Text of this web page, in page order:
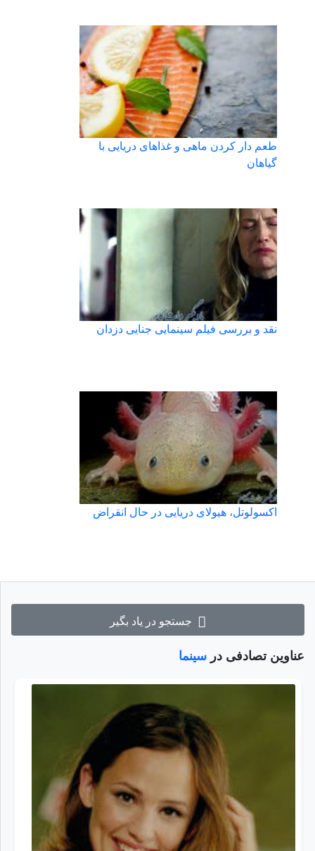
جستجو در یاد بگیر
عناوین تصادفی در سینما
طعم دار کردن ماهی و غذاهای دریایی با
گیاهان
نقد و بررسی فیلم سینمایی جنایی دزدان
اکسولوتل، هیولای دریایی در حال انقراض